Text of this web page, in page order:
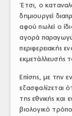
Profile
ΑΡΧΕΙΟ ΤΕΥΧΩΝ
ΣΥΝΕΔΡΙΟ ΚΡΕΑΤΟΣ
Έτσι, ο
δημιουργεί
αφού πωλεί ο
αγορά
περιφερειακής
εκμετάλλευσής
Επίσης, με την
εξασφαλίζεται
της εθνικής και
βιολογικό